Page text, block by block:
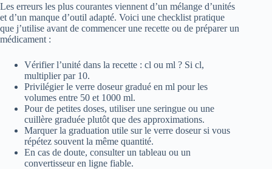
Les erreurs les plus courantes viennent d’un mélange d’unités
et d’un manque d’outil adapté. Voici une checklist pratique
que j’utilise avant de commencer une recette ou de préparer un
médicament :
Vérifier l’unité dans la recette : cl ou ml ? Si cl,
multiplier par 10.
Privilégier le verre doseur gradué en ml pour les
volumes entre 50 et 1000 ml.
Pour de petites doses, utiliser une seringue ou une
cuillère graduée plutôt que des approximations.
Marquer la graduation utile sur le verre doseur si vous
répétez souvent la même quantité.
En cas de doute, consulter un tableau ou un
convertisseur en ligne fiable.